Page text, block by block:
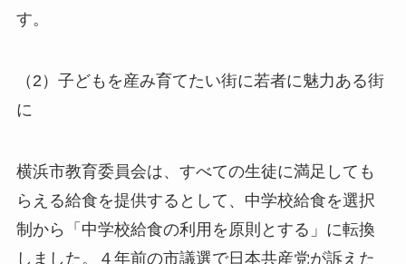
す。
（2）子どもを産み育てたい街に若者に魅力ある街
に
横浜市教育委員会は、すべての生徒に満足しても
らえる給食を提供するとして、中学校給食を選択
制から「中学校給食の利用を原則とする」に転換
しました。４年前の市議選で日本共産党が訴えた